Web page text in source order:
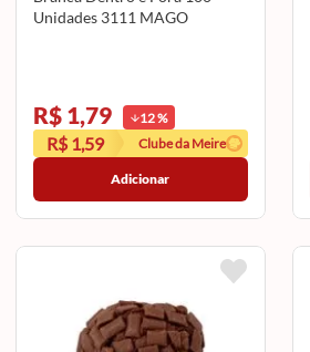
Unidades 3111 MAGO
R$ 1,79 12%
R$ 1,59 Clube da Meire
Adicionar